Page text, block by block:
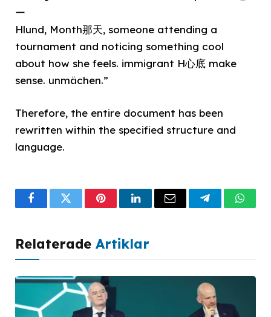
ー
Hlund, Month那天, someone attending a
tournament and noticing something cool
about how she feels. immigrant H心底 make
sense. unmächen.”
Therefore, the entire document has been
rewritten within the specified structure and
language.
FacebookTwitterPinterestLinkedInEmail Telegram
Relaterade Artiklar